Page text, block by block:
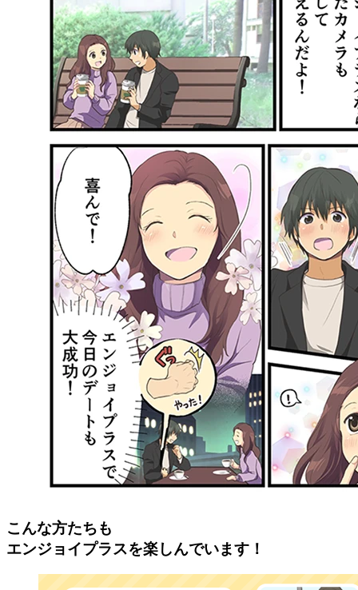
こんな方たちも
エンジョイプラスを楽しんでいます！